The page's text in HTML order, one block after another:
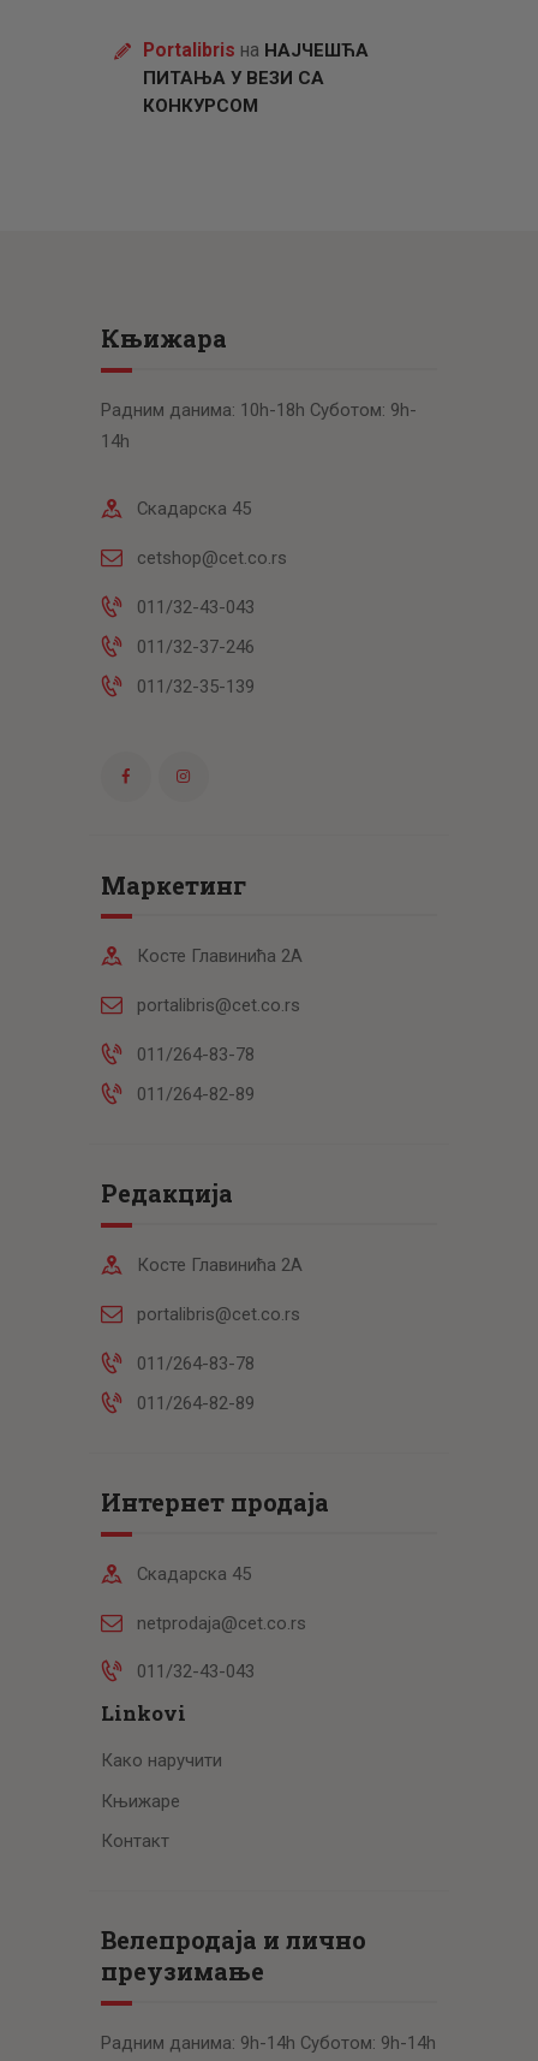
Portalibris на НАЈЧЕШЋА
ПИТАЊА У ВЕЗИ СА
КОНКУРСОМ
Књижара
Радним данима: 10h-18h Суботом: 9h-
14h
Скадарска 45
cetshop@cet.co.rs
011/32-43-043
011/32-37-246
011/32-35-139
Маркетинг
Косте Главинића 2А
portalibris@cet.co.rs
011/264-83-78
011/264-82-89
Редакција
Косте Главинића 2А
portalibris@cet.co.rs
011/264-83-78
011/264-82-89
Интернет продаја
Скадарска 45
netprodaja@cet.co.rs
011/32-43-043
Linkovi
Како наручити
Књижаре
Контакт
Велепродаја и лично
преузимање
Радним данима: 9h-14h Суботом: 9h-14h